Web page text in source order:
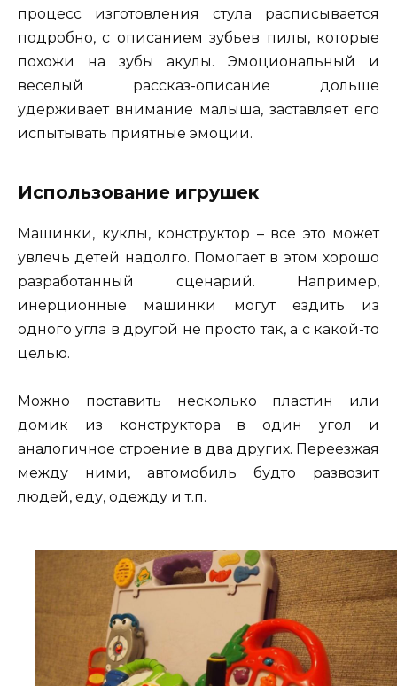
процесс изготовления стула расписывается
подробно, с описанием зубьев пилы, которые
похожи на зубы акулы. Эмоциональный и
веселый рассказ-описание дольше
удерживает внимание малыша, заставляет его
испытывать приятные эмоции.
Использование игрушек
Машинки, куклы, конструктор – все это может
увлечь детей надолго. Помогает в этом хорошо
разработанный сценарий. Например,
инерционные машинки могут ездить из
одного угла в другой не просто так, а с какой-то
целью.
Можно поставить несколько пластин или
домик из конструктора в один угол и
аналогичное строение в два других. Переезжая
между ними, автомобиль будто развозит
людей, еду, одежду и т.п.